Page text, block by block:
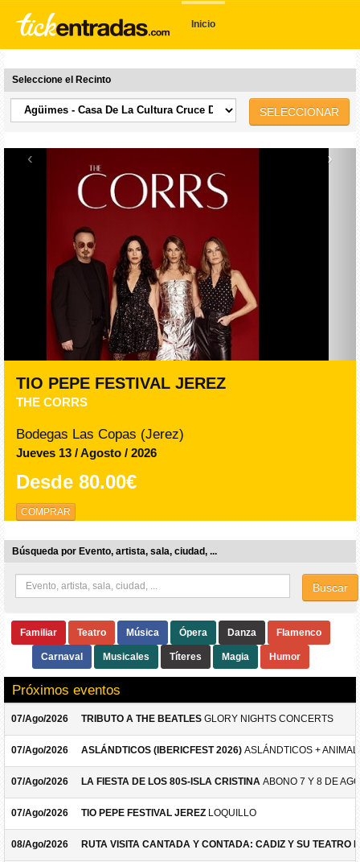
Inicio
Seleccione el Recinto
SELECCIONAR
‹ ›
TIO PEPE FESTIVAL JEREZ
THE CORRS
Bodegas Las Copas (Jerez)
Jueves 13 / Agosto / 2026
Desde 80.00€
COMPRAR
Búsqueda por Evento, artista, sala, ciudad, ...
Buscar
Familiar Teatro Música Ópera Danza Flamenco
Carnaval Musicales Títeres Magia Humor
Próximos eventos
07/Ago/2026 TRIBUTO A THE BEATLES GLORY NIGHTS CONCERTS
07/Ago/2026 ASLÁNDTICOS (IBERICFEST 2026) ASLÁNDTICOS +
07/Ago/2026 LA FIESTA DE LOS 80S-ISLA CRISTINA ABONO 7 Y 8 DE
07/Ago/2026 TIO PEPE FESTIVAL JEREZ LOQUILLO
08/Ago/2026 RUTA VISITA CANTADA Y CONTADA: CADIZ Y SU TEATRO